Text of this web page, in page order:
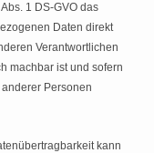
1 DS-GVO das
Daten direkt
Verantwortlichen
machbar ist und sofern
Personen
kann